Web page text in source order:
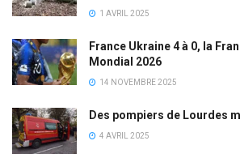
1 AVRIL 2025
France Ukraine 4 à 0, la
Mondial 2026
14 NOVEMBRE 2025
Des pompiers de Lourdes
4 AVRIL 2025